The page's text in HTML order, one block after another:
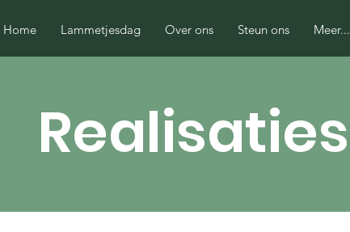
Home Lammetjesdag Over ons Steun ons Meer...
Realisaties